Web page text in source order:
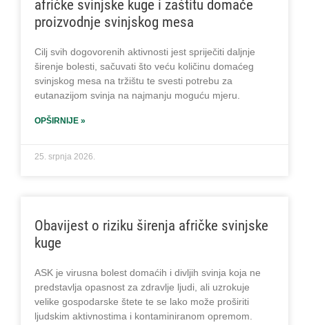
afričke svinjske kuge i zaštitu domaće
proizvodnje svinjskog mesa
Cilj svih dogovorenih aktivnosti jest spriječiti daljnje
širenje bolesti, sačuvati što veću količinu domaćeg
svinjskog mesa na tržištu te svesti potrebu za
eutanazijom svinja na najmanju moguću mjeru.
OPŠIRNIJE »
25. srpnja 2026.
Obavijest o riziku širenja afričke svinjske
kuge
ASK je virusna bolest domaćih i divljih svinja koja ne
predstavlja opasnost za zdravlje ljudi, ali uzrokuje
velike gospodarske štete te se lako može proširiti
ljudskim aktivnostima i kontaminiranom opremom.